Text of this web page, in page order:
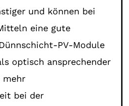
und können bei
eine gute
PV-Module
optisch ansprechender
mehr
bei der